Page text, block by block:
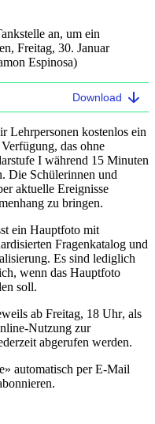
an, um ein
Freitag, 30. Januar
Espinosa)
Lehrpersonen kostenlos ein
das ohne
I während 15 Minuten
Die Schülerinnen und
aktuelle Ereignisse
zu bringen.
ein Hauptfoto mit
Fragenkatalog und
Es sind lediglich
wenn das Hauptfoto
soll.
ab Freitag, 18 Uhr, als
Nutzung zur
abgerufen werden.
automatisch per E-Mail